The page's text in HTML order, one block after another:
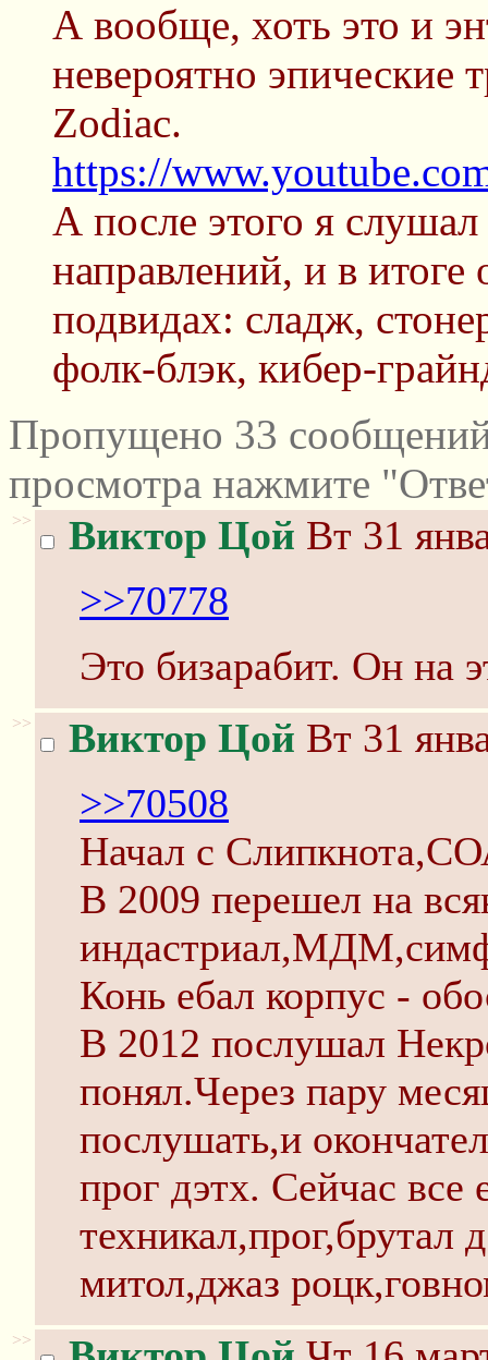
А вообще, хоть это и
невероятно эпические
Zodiac.
https://
А после этого я
направлений, и в
подвидах: сладж,
фолк-блэк, кибер-
Пропущено 33
просмотра нажмите
>> Виктор Цой Вт 31
>>70778
Это бизарабит. Он на
>> Виктор Цой Вт 31
>>70508
Начал с
В 2009 перешел на
Конь ебал корпус -
В 2012 послушал
понял.Через пару
послушать,и
прог дэтх. Сейчас
техникал,прог,брутал
митол,джаз
>>